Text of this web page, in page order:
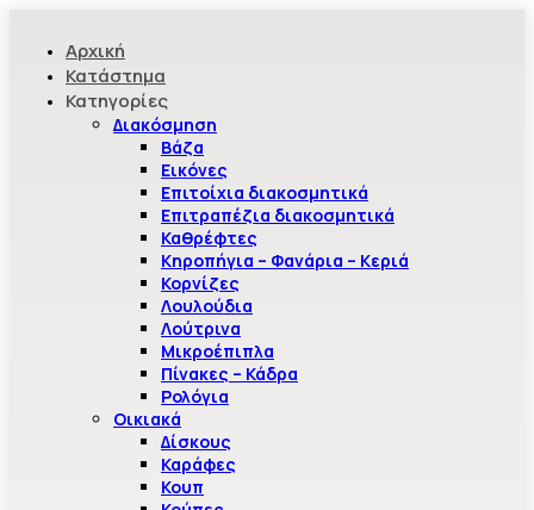
Αρχική
Κατάστημα
Κατηγορίες
Διακόσμηση
Βάζα
Εικόνες
Επιτοίχια διακοσμητικά
Επιτραπέζια διακοσμητικά
Καθρέφτες
Κηροπήγια – Φανάρια – Κεριά
Κορνίζες
Λουλούδια
Λούτρινα
Μικροέπιπλα
Πίνακες – Κάδρα
Ρολόγια
Οικιακά
Δίσκους
Καράφες
Κουπ